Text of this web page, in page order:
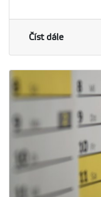
Číst dále